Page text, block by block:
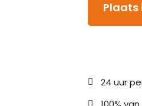
Plaats
24 uur